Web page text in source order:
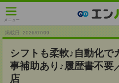
メニュー
掲載日 :2026/07/09
シフトも柔軟♪自動化
事補助あり♪履歴書不要
店